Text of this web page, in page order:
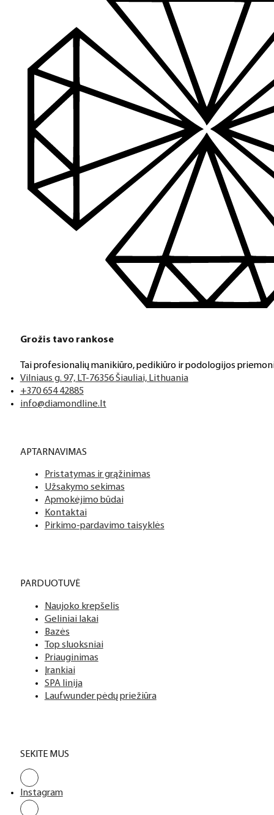
Aukštos kokybės produkcija
Mes siūlome tik aukščiausios kokybės produktus nagams,
Platus prekių katalogas
Turime daugiau nei 3000 produktų visiems Jūsų poreikiams
PDF katalogas
Greitas pristatymas
Visus produktus turime vietoje ir pristatome visoje
Jeigu turite klausimų ar iškilo problemų su užsakymu, mus
Aukštos kokybės produkcija
Mes siūlome tik aukščiausios kokybės produktus nagams,
Platus prekių katalogas
Turime daugiau nei 3000 produktų visiems Jūsų poreikiams
PDF katalogas
Grožis tavo rankose
Tai profesionalių manikiūro, pedikiūro ir podologijos
Vilniaus g. 97, LT-76356 Šiauliai, Lithuania
+370 654 42885
info@diamondline.lt
APTARNAVIMAS
Pristatymas ir grąžinimas
Užsakymo sekimas
Apmokėjimo būdai
Kontaktai
Pirkimo-pardavimo taisyklės
PARDUOTUVĖ
Naujoko krepšelis
Geliniai lakai
Bazės
Top sluoksniai
Priauginimas
Įrankiai
SPA linija
Laufwunder pėdų priežiūra
SEKITE MUS
Instagram